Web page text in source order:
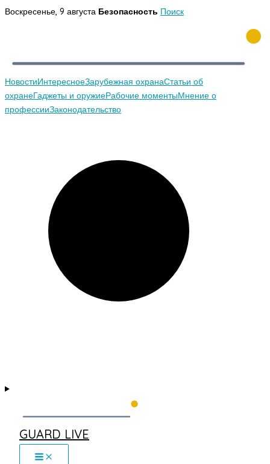
Перейти
Воскресенье, 9 августа Безопасность Поиск
НовостиИнтересноеЗарубежная охранаСтатьи об
охранеГаджеты и оружиеРабочие моментыМнение о
профессииЗаконодательство
GUARD LIVE